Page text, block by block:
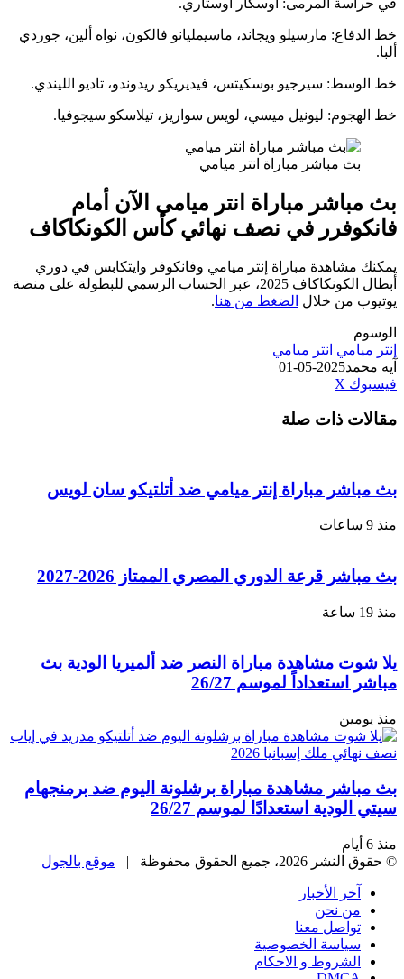
مارسيلو ويجاند، ماسيمليانو فالكون، نواه ألين، جوردي
سيرجيو بوسكيتس، فيديريكو ريدوندو، تاديو الليندي.
ليونيل ميسي، لويس سواريز، تيلاسكو سيجوفيا.
مباشر مباراة انتر ميامي
مباراة انتر ميامي الآن أمام
في نصف نهائي كأس الكونكاكاف
مباراة إنتر ميامي وفانكوفر وايتكابس في دوري
أبطال الكونكاكاف 2025، عبر الحساب الرسمي للبطولة على منصة
من خلالالضغط من هنا.
انتر ميامي
2025-05-01
‫Xلينكدإن
بينتيريست
مشاركة
البريد
طباعة
ذات صلة
مباراة إنتر ميامي ضد أتلتيكو سان لويس
قرعة الدوري المصري الممتاز 2026-2027
مشاهدة مباراة النصر ضد ألميريا الودية بث
لموسم 26/27
مشاهدة مباراة برشلونة اليوم ضد برمنجهام
استعدادًا لموسم 26/27
جميع الحقوق محفوظة | موقع بالجول
الأخبار
نحن
معنا
الخصوصية
و الاحكام